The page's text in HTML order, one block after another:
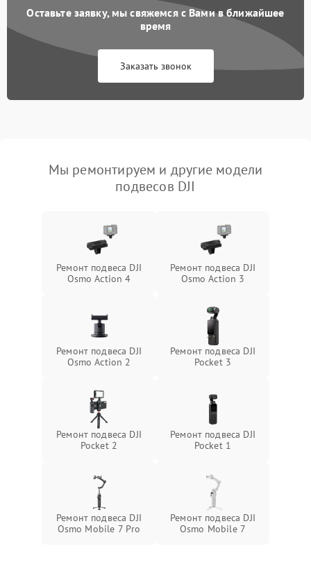
Оставьте заявку, мы свяжемся с Вами в ближайшее
время
Заказать звонок
Мы ремонтируем и другие модели
подвесов DJI
Ремонт подвеса DJI
Osmo Action 4
Ремонт подвеса DJI
Osmo Action 3
Ремонт подвеса DJI
Osmo Action 2
Ремонт подвеса DJI
Pocket 3
Ремонт подвеса DJI
Pocket 2
Ремонт подвеса DJI
Pocket 1
Ремонт подвеса DJI
Osmo Mobile 7 Pro
Ремонт подвеса DJI
Osmo Mobile 7